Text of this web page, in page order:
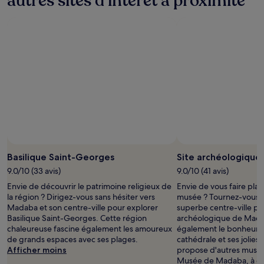
Basilique Saint-Georges
9.0/10 (33 avis)
Envie de découvrir le patrimoine religieux de
la région ? Dirigez-vous sans hésiter vers
Madaba et son centre-ville pour explorer
Basilique Saint-Georges. Cette région
chaleureuse fascine également les amoureux
de grands espaces avec ses plages.
Afficher moins
Site archéologique
9.0/10 (41 avis)
Envie de vous faire
musée ? Tournez-vous
superbe centre-ville
archéologique de
également le bonheur
cathédrale et ses jolies
propose d'autres
Musée de Madaba, à